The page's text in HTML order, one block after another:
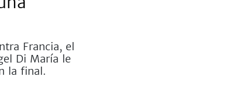
Francia, el
Di María le
la final.